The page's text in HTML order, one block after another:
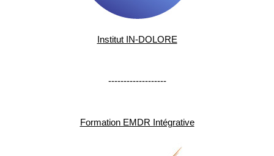
Institut IN-DOLORE
-------------------
Formation EMDR Intégrative